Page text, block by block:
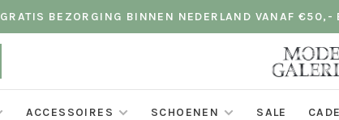
GRATIS BEZORGING BINNEN NEDERLAND VANAF
ACCESSOIRES SCHOENEN SALE